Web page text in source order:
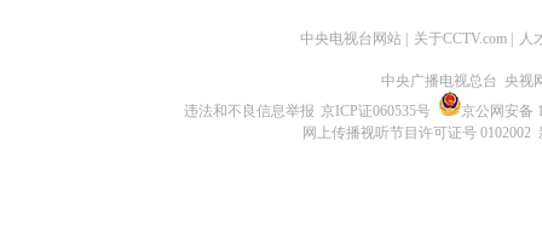
中央电视台网站 关于CCTV.com 人
中央广播电视总台 央视
违法和不良信息举报 京ICP证060535号
京公网安备
网上传播视听节目许可证号 0102002